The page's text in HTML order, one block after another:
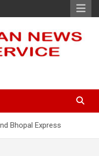
Bhopal Express